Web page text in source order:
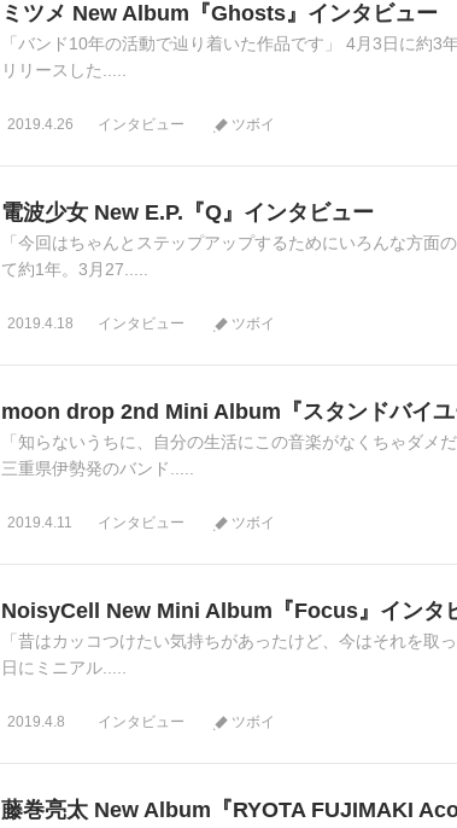
ミツメ New Album『Ghosts』インタビュー
「バンド10年の活動で辿り着いた作品です」 4月3日に約3
リリースした.....
2019.4.26 インタビュー ツボイ
電波少女 New E.P.『Q』インタビュー
「今回はちゃんとステップアップするためにいろんな方面
て約1年。3月27.....
2019.4.18 インタビュー ツボイ
moon drop 2nd Mini Album『スタンドバイ
「知らないうちに、自分の生活にこの音楽がなくちゃダメ
三重県伊勢発のバンド.....
2019.4.11 インタビュー ツボイ
NoisyCell New Mini Album『Focus』インタ
「昔はカッコつけたい気持ちがあったけど、今はそれを取
日にミニアル.....
2019.4.8 インタビュー ツボイ
藤巻亮太 New Album『RYOTA FUJIMAKI